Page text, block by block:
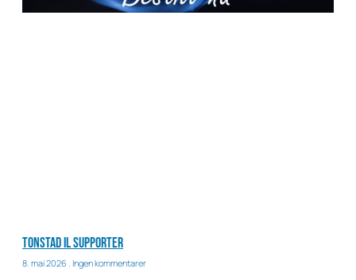
Tonstad IL Supporter
8. mai 2026 Ingen kommentarer